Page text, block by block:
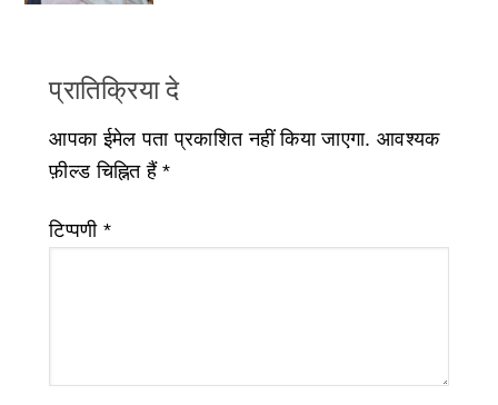
प्रातिक्रिया दे
आपका ईमेल पता प्रकाशित नहीं किया जाएगा. आवश्यक
फ़ील्ड चिह्नित हैं*
टिप्पणी *